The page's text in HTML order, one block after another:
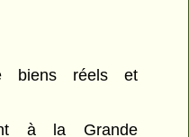
biens réels et
à la Grande